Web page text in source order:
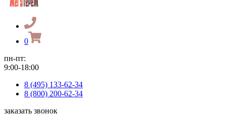
0
пн-пт:
9:00-18:00
8 (495) 133-62-34
8 (800) 200-62-34
заказать звонок